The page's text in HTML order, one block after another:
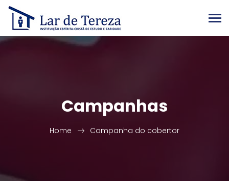
Campanhas
Home Campanha do cobertor